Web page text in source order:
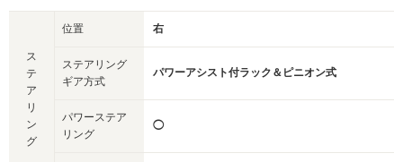
ス
テ
ア
リ
ン
グ
位置 右
ステアリング
ギア方式
パワーアシスト付ラック＆ピニオン式
パワーステア
リング
◯